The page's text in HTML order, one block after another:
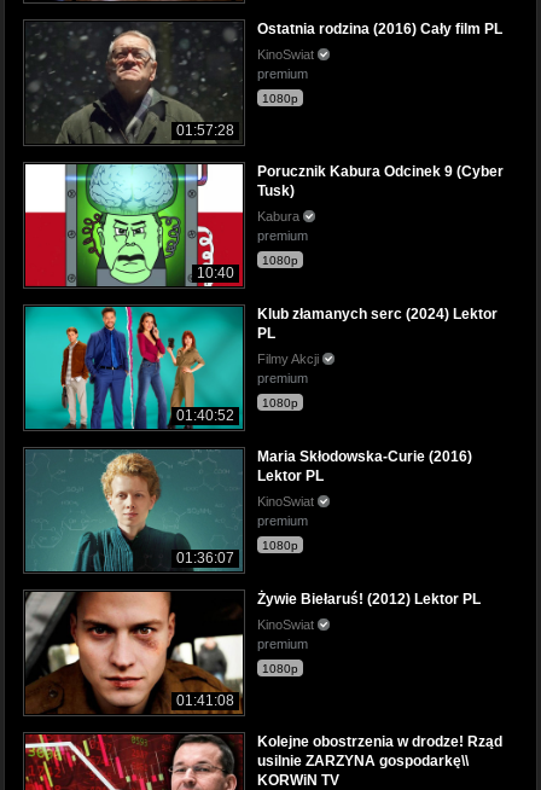
01:57:28
Ostatnia rodzina (2016) Cały film PL
KinoSwiat
premium
1080p
10:40
Porucznik Kabura Odcinek 9 (Cyber
Tusk)
Kabura
premium
1080p
01:40:52
Klub złamanych serc (2024) Lektor
PL
Filmy Akcji
premium
1080p
01:36:07
Maria Skłodowska-Curie (2016)
Lektor PL
KinoSwiat
premium
1080p
01:41:08
Żywie Biełaruś! (2012) Lektor PL
KinoSwiat
premium
1080p
Kolejne obostrzenia w drodze! Rząd
usilnie ZARZYNA gospodarkę\\
KORWiN TV